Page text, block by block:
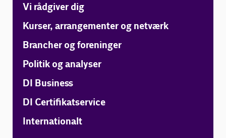
Vi rådgiver dig
Kurser, arrangementer og netværk
Brancher og foreninger
Politik og analyser
DI Business
DI Certifikatservice
Internationalt